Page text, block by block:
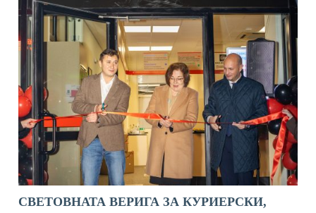
СВЕТОВНАТА ВЕРИГА ЗА КУРИЕРСКИ,